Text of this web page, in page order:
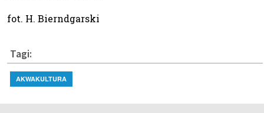
fot. H. Bierndgarski
Tagi:
AKWAKULTURA